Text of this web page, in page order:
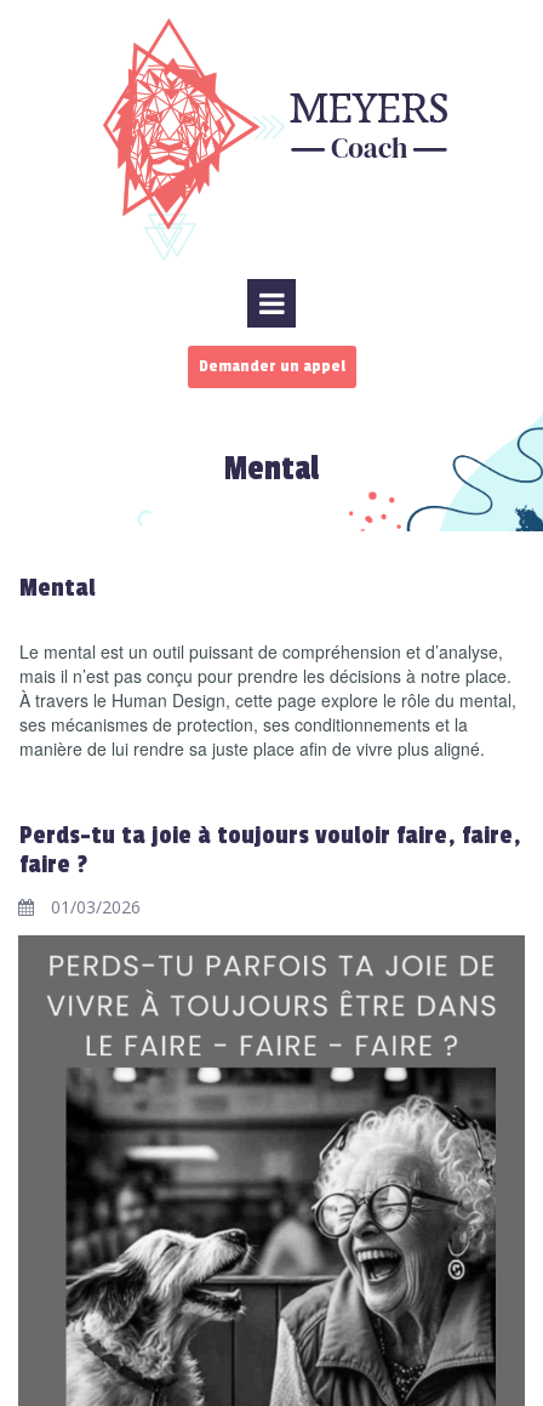
Demander un appel
Mental
Mental
Le mental est un outil puissant de compréhension et d’analyse,
mais il n’est pas conçu pour prendre les décisions à notre place.
À travers le Human Design, cette page explore le rôle du mental,
ses mécanismes de protection, ses conditionnements et la
manière de lui rendre sa juste place afin de vivre plus aligné.
Perds-tu ta joie à toujours vouloir faire, faire,
faire ?
01/03/2026